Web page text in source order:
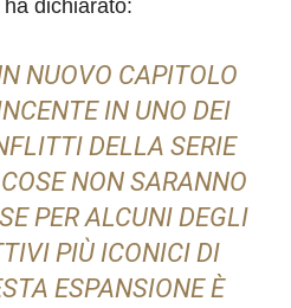
ha dichiarato:
NUOVO CAPITOLO
IN UNO DEI
DELLA SERIE
NON SARANNO
PER ALCUNI DEGLI
PIÙ ICONICI DI
ESPANSIONE È